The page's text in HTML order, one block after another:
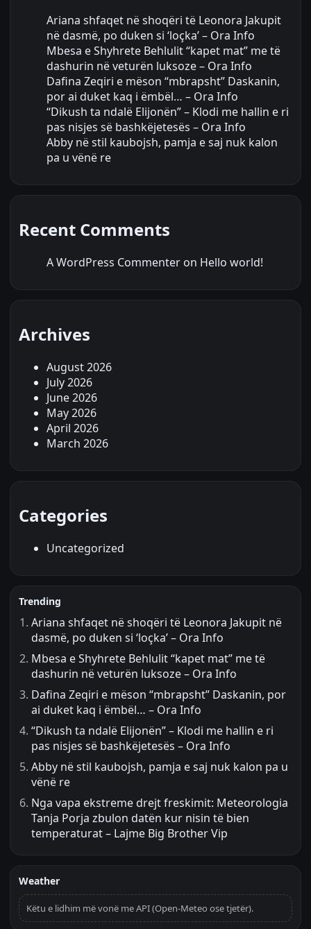
Ariana shfaqet në shoqëri të Leonora Jakupit
në dasmë, po duken si ‘loçka’ – Ora Info
Mbesa e Shyhrete Behlulit “kapet mat” me të
dashurin në veturën luksoze – Ora Info
Dafina Zeqiri e mëson “mbrapsht” Daskanin,
por ai duket kaq i ëmbël… – Ora Info
“Dikush ta ndalë Elijonën” – Klodi me hallin e ri
pas nisjes së bashkëjetesës – Ora Info
Abby në stil kaubojsh, pamja e saj nuk kalon
pa u vënë re
Recent Comments
A WordPress Commenter on Hello world!
Archives
August 2026
July 2026
June 2026
May 2026
April 2026
March 2026
Categories
Uncategorized
Trending
Ariana shfaqet në shoqëri të Leonora Jakupit në
dasmë, po duken si ‘loçka’ – Ora Info
Mbesa e Shyhrete Behlulit “kapet mat” me të
dashurin në veturën luksoze – Ora Info
Dafina Zeqiri e mëson “mbrapsht” Daskanin, por
ai duket kaq i ëmbël… – Ora Info
“Dikush ta ndalë Elijonën” – Klodi me hallin e ri
pas nisjes së bashkëjetesës – Ora Info
Abby në stil kaubojsh, pamja e saj nuk kalon pa u
vënë re
Nga vapa ekstreme drejt freskimit: Meteorologia
Tanja Porja zbulon datën kur nisin të bien
temperaturat – Lajme Big Brother Vip
Weather
Këtu e lidhim më vonë me API (Open-Meteo ose tjetër).